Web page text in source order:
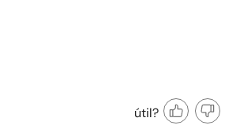
útil?